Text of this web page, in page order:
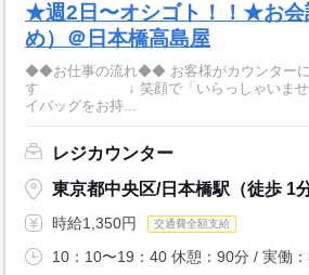
★週2日〜オシゴト！！★お会
め）＠日本橋高島屋
◆◆お仕事の流れ◆◆ お客様がカウンターに商品をお持ちになりま
す ↓ 笑顔で「いらっしゃ
イバッグをお持...
レジカウンター
東京都中央区/日本橋駅（徒歩 1分
時給1,350円 交通費全額支給
10：10〜19：40 休憩：90分 / 実働